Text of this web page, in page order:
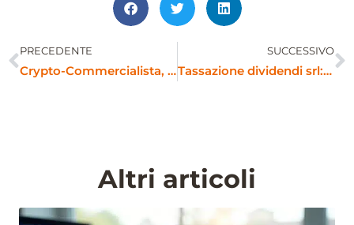
Precedente
PRECEDENTE
Crypto-Commercialista, l’esperto di dichiarazioni sulle cryptovalute
SUCCESSIVO
Tassazione dividendi srl: come funziona e come ottimizzarla
Altri articoli